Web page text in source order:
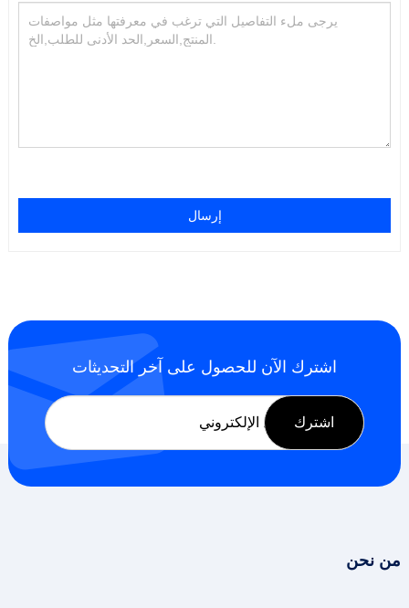
إرسال
اشترك الآن للحصول على آخر التحديثات
من نحن